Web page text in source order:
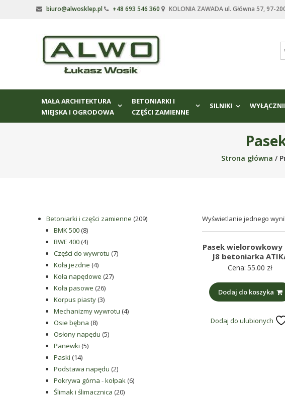
biuro@alwosklep.pl +48 693 546 360 KOLONIA ZAWADA ul. Główna 57, 97-
Alwo
sklep
–
meble
ogrodowe,
różnego
rodzaju
części
betoniarek,
maszyn
rolniczych,
także
części
zamienne.
MAŁA ARCHITEKTURA
MIEJSKA I OGRODOWA
BETONIARKI I
CZĘŚCI ZAMIENNE
SILNIKI
Strona główna /
Wyświetlanie jednego
Pasek wielorowkowy
J8 betoniarka
Cena: 55.00 zł
Dodaj do koszyka
Dodaj do ulubionych
Betoniarki i części zamienne 209209
BMK 500 88
produktów
BWE 400 44
produkty
Części do wywrotu 77
Koła jezdne 44
produkty
Koła napędowe 2727
Koła pasowe 2626
produktów
Korpus piasty 33
produkty
Mechanizmy wywrotu 44
Osie bębna 88
produktów
Osłony napędu 55
Panewki 55
Paski 1414
produktów
Podstawa napędu 22
produkty
Pokrywa górna - kołpak 66
Ślimak i ślimacznica 2020